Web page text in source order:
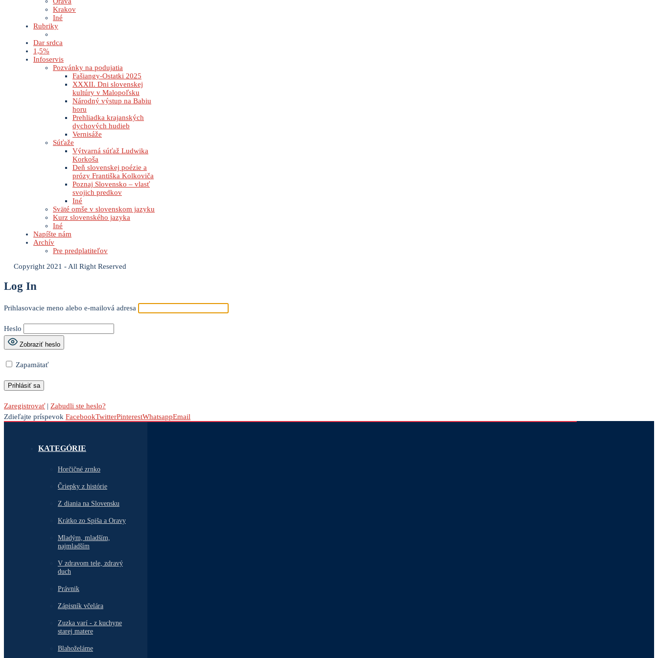
Krakov
Iné
Rubriky
Dar srdca
1,5%
Infoservis
Pozvánky na podujatia
Fašiangy-Ostatki 2025
XXXII. Dni slovenskej
kultúry v Malopoľsku
Národný výstup na Babiu
horu
Prehliadka krajanských
dychových hudieb
Vernisáže
Súťaže
Výtvarná súťaž Ludwika
Korkoša
Deň slovenskej poézie a
prózy Františka Kolkoviča
Poznaj Slovensko – vlasť
svojich predkov
Iné
Sväté omše v slovenskom jazyku
Kurz slovenského jazyka
Iné
Napíšte nám
Archív
Pre predplatiteľov
Copyright 2021 - All Right Reserved
Log In
Prihlasovacie meno alebo e-mailová adresa
Heslo
Zobraziť heslo
Zapamätať
Zaregistrovať | Zabudli ste heslo?
Zdieľajte príspevok FacebookTwitterPinterestWhatsappEmail
KATEGÓRIE
Horčičné zrnko
Čriepky z histórie
Z diania na Slovensku
Krátko zo Spiša a Oravy
Mladým, mladším,
najmladším
V zdravom tele, zdravý
duch
Právnik
Zápisník včelára
Zuzka varí - z kuchyne
starej matere
Blahoželáme